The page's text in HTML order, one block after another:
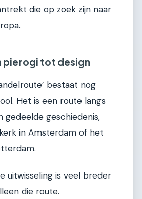
die op zoek zijn naar
pierogi tot design
bestaat nog
Het is een route langs
gedeelde geschiedenis,
in Amsterdam of het
uitwisseling is veel breder
die route.